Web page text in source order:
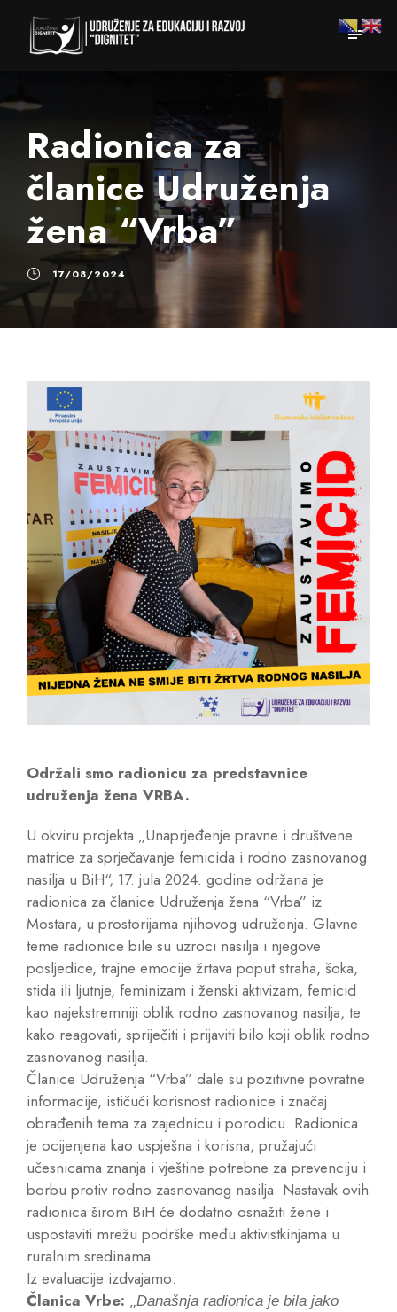
Radionica za
članice Udruženja
žena “Vrba”
17/08/2024
Održali smo radionicu za predstavnice
udruženja žena VRBA.
U okviru projekta „Unaprjeđenje pravne i društvene
matrice za sprječavanje femicida i rodno zasnovanog
nasilja u BiH“, 17. jula 2024. godine održana je
radionica za članice Udruženja žena “Vrba” iz
Mostara, u prostorijama njihovog udruženja. Glavne
teme radionice bile su uzroci nasilja i njegove
posljedice, trajne emocije žrtava poput straha, šoka,
stida ili ljutnje, feminizam i ženski aktivizam, femicid
kao najekstremniji oblik rodno zasnovanog nasilja, te
kako reagovati, spriječiti i prijaviti bilo koji oblik rodno
zasnovanog nasilja.
Članice Udruženja “Vrba” dale su pozitivne povratne
informacije, ističući korisnost radionice i značaj
obrađenih tema za zajednicu i porodicu. Radionica
je ocijenjena kao uspješna i korisna, pružajući
učesnicama znanja i vještine potrebne za prevenciju i
borbu protiv rodno zasnovanog nasilja. Nastavak ovih
radionica širom BiH će dodatno osnažiti žene i
uspostaviti mrežu podrške među aktivistkinjama u
ruralnim sredinama.
Iz evaluacije izdvajamo:
Članica Vrbe: „Današnja radionica je bila jako